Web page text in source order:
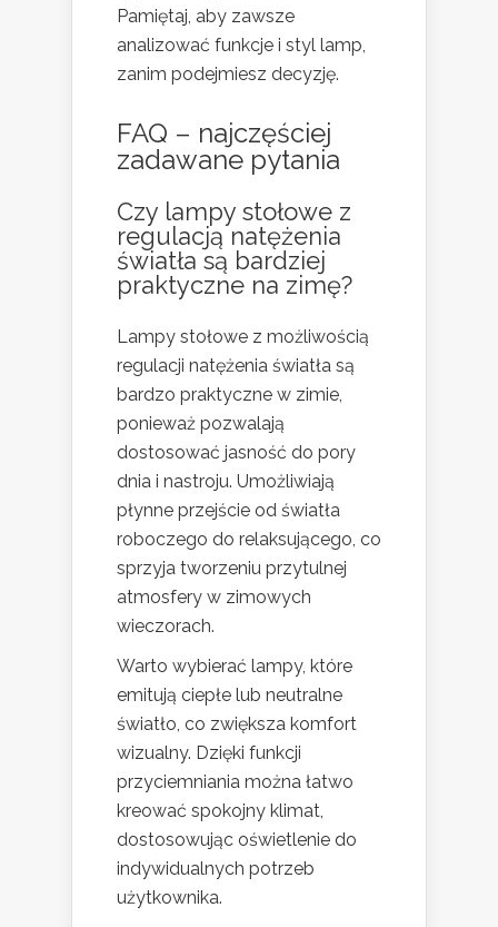
Pamiętaj, aby zawsze
analizować funkcje i styl lamp,
zanim podejmiesz decyzję.
FAQ – najczęściej
zadawane pytania
Czy lampy stołowe z
regulacją natężenia
światła są bardziej
praktyczne na zimę?
Lampy stołowe z możliwością
regulacji natężenia światła są
bardzo praktyczne w zimie,
ponieważ pozwalają
dostosować jasność do pory
dnia i nastroju. Umożliwiają
płynne przejście od światła
roboczego do relaksującego, co
sprzyja tworzeniu przytulnej
atmosfery w zimowych
wieczorach.
Warto wybierać lampy, które
emitują ciepłe lub neutralne
światło, co zwiększa komfort
wizualny. Dzięki funkcji
przyciemniania można łatwo
kreować spokojny klimat,
dostosowując oświetlenie do
indywidualnych potrzeb
użytkownika.